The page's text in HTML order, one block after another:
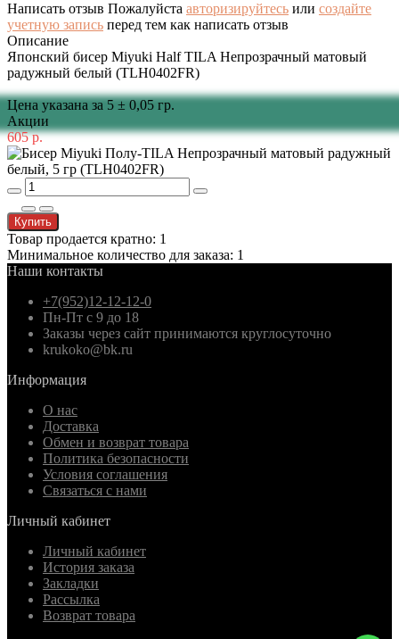
Написать отзыв Пожалуйста авторизируйтесь или создайте
учетную запись перед тем как написать отзыв
Описание
Японский бисер Miyuki Half TILA Непрозрачный матовый
радужный белый (TLH0402FR)
Цена указана за 5 ± 0,05 гр.
Акции
605 р.
Купить
Товар продается кратно: 1
Минимальное количество для заказа: 1
Наши контакты
+7(952)12-12-12-0
Пн-Пт с 9 до 18
Заказы через сайт принимаются круглосуточно
krukoko@bk.ru
Информация
О нас
Доставка
Обмен и возврат товара
Политика безопасности
Условия соглашения
Связаться с нами
Личный кабинет
Личный кабинет
История заказа
Закладки
Рассылка
Возврат товара